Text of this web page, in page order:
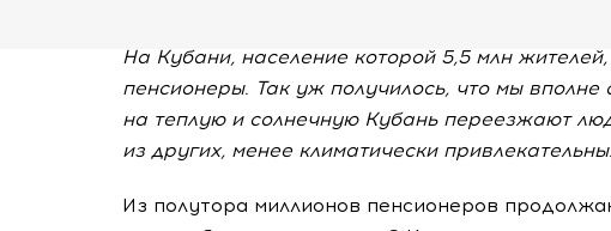
На Кубани, население которой 5,5 млн
пенсионеры. Так уж получилось, что мы вполне
на теплую и солнечную Кубань переезжают
из других, менее климатически
Из полутора миллионов пенсионеров